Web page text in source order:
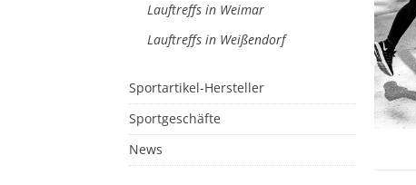
Lauftreffs in Weimar
Lauftreffs in Weißendorf
Sportartikel-Hersteller
Sportgeschäfte
News